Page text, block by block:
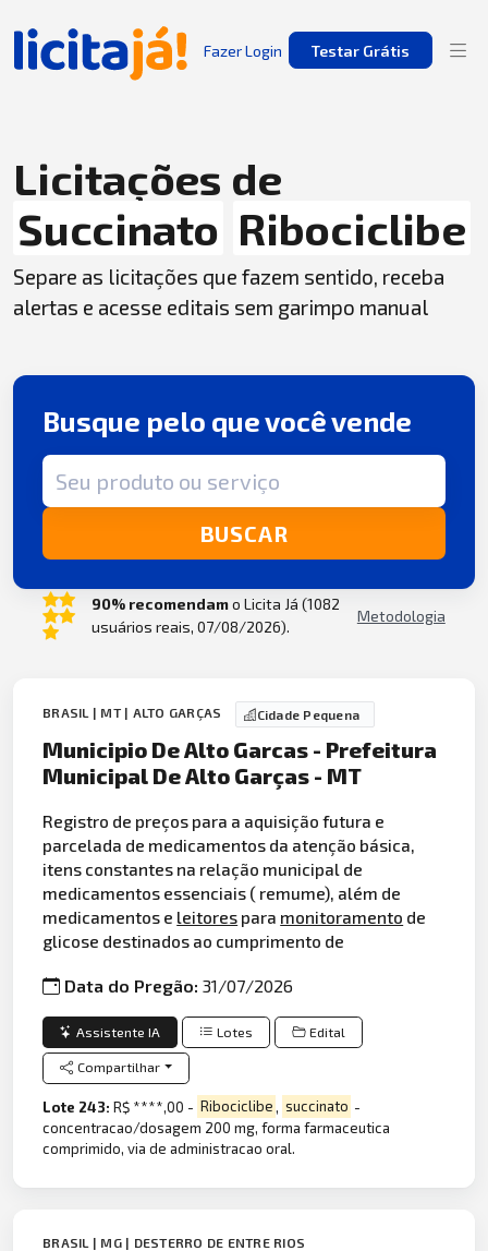
Fazer Login Testar Grátis
Licitações de
Succinato Ribociclibe
Separe as licitações que fazem sentido, receba
alertas e acesse editais sem garimpo manual
Busque pelo que você vende
Termo de busca
BUSCAR
90% recomendamo Licita Já (1082
usuários reais, 07/08/2026).
Metodologia
BRASIL | MT | ALTO GARÇAS Cidade Pequena
Municipio De Alto Garcas - Prefeitura
Municipal De Alto Garças - MT
Registro de preços para a aquisição futura e
parcelada de medicamentos da atenção básica,
itens constantes na relação municipal de
medicamentos essenciais ( remume), além de
medicamentos e leitores para monitoramento de
glicose destinados ao cumprimento de
Data do Pregão:31/07/2026
Assistente IA Lotes Edital
Compartilhar
Lote 243:R$ ****,00 - Ribociclibe, succinato -
concentracao/dosagem 200 mg, forma farmaceutica
comprimido, via de administracao oral.
BRASIL | MG | DESTERRO DE ENTRE RIOS